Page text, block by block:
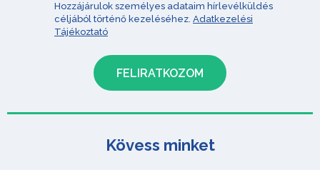
Hozzájárulok személyes adataim hírlevélküldés
céljából történő kezeléséhez. Adatkezelési
Tájékoztató
Kövess minket